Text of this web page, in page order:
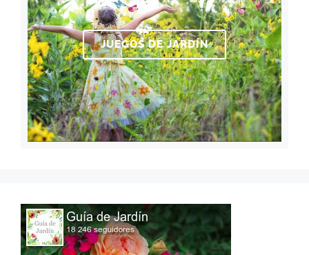
JUEGOS DE JARDÍN